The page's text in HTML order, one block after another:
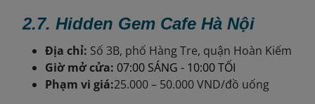
2.7. Hidden Gem Cafe Hà Nội
Địa chỉ: Số 3B, phố Hàng Tre, quận Hoàn Kiếm
Giờ mở cửa: 07:00 SÁNG - 10:00 TỐI
Phạm vi giá:25.000 – 50.000 VND/đồ uống